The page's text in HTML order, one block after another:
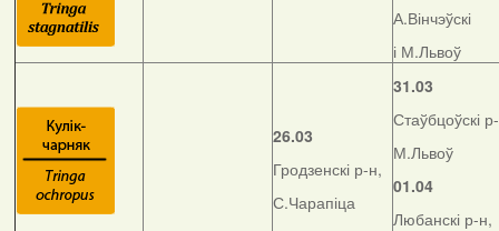
А.Вінчэўскі
і М.Львоў
26.03
Гродзенскі р-н,
С.Чарапіца
31.03
Стаўбцоўскі
М.Львоў
01.04
Любанскі р-н,